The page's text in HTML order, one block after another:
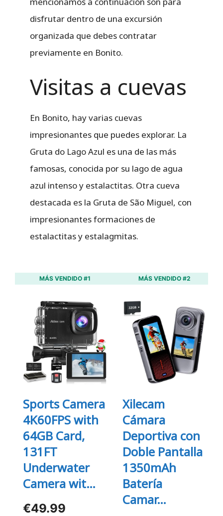
disfrutar dentro de una excursión
organizada que debes contratar
previamente en Bonito.
Visitas a cuevas
En Bonito, hay varias cuevas
impresionantes que puedes explorar. La
Gruta do Lago Azul es una de las más
famosas, conocida por su lago de agua
azul intenso y estalactitas. Otra cueva
destacada es la Gruta de São Miguel, con
impresionantes formaciones de
estalactitas y estalagmitas.
MÁS VENDIDO #1
Sports Camera
4K60FPS with
64GB Card,
131FT
Underwater
Camera wit…
€49.99
MÁS VENDIDO #2
Xilecam
Cámara
Deportiva con
Doble Pantalla
1350mAh
Batería
Camar…